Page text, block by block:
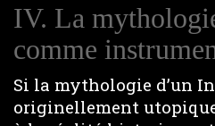
IV. La
comme
Si la mythologie d’un
originellement